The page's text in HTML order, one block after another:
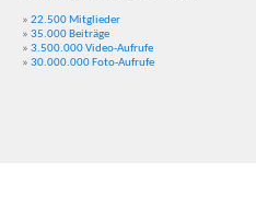
» 22.500 Mitglieder
» 35.000 Beiträge
» 3.500.000 Video-Aufrufe
» 30.000.000 Foto-Aufrufe